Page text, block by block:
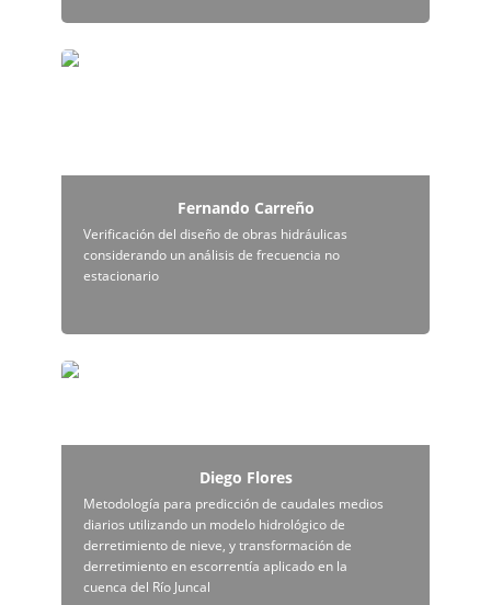
Fernando Carreño
Fernando Carreño
Verificación del diseño de obras hidráulicas
considerando un análisis de frecuencia no
estacionario
Diego Flores
Diego Flores
Metodología para predicción de caudales medios
diarios utilizando un modelo hidrológico de
derretimiento de nieve, y transformación de
derretimiento en escorrentía aplicado en la
cuenca del Río Juncal